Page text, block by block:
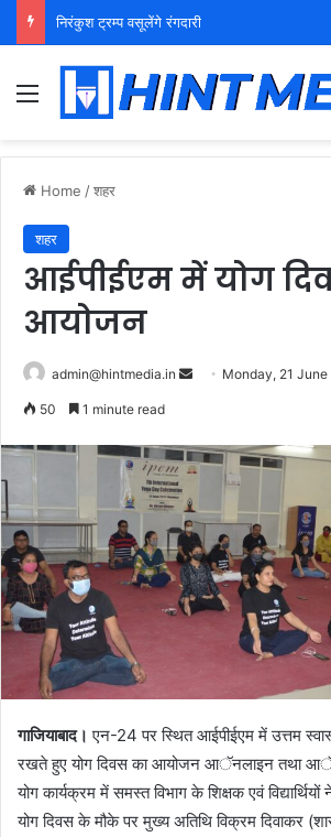
निरंकुश ट्रम्प वसूलेंगे रंगदारी
Menu
Home /शहर
शहर
आईपीईएम में योग
आयोजन
admin@hintmedia.in
Send Monday, 21 June
50 1 minute read
गाजियाबाद। एन-24 पर स्थित आईपीईएम में उत्तम
रखते हुए योग दिवस का आयोजन आॅनलाइन तथा
योग कार्यक्रम में समस्त विभाग के शिक्षक एवं
योग दिवस के मौके पर मुख्य अतिथि विक्रम दिवाकर